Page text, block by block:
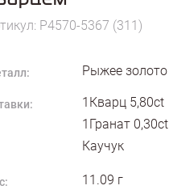
P4570-5367 (311)
Рыжее золото
1Кварц 5,80ct
1Гранат 0,30ct
Каучук
11.09 г